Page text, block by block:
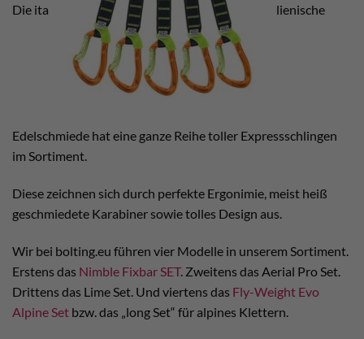
Die ita lienische
Edelschmiede hat eine ganze Reihe toller Expressschlingen
im Sortiment.
Diese zeichnen sich durch perfekte Ergonimie, meist heiß
geschmiedete Karabiner sowie tolles Design aus.
Wir bei bolting.eu führen vier Modelle in unserem Sortiment.
Erstens das Nimble Fixbar SET. Zweitens das Aerial Pro Set.
Drittens das Lime Set. Und viertens das Fly-Weight Evo
Alpine Set bzw. das „long Set“ für alpines Klettern.